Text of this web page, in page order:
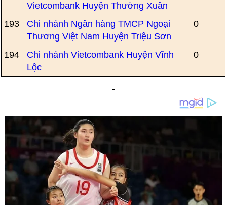
Vietcombank Huyện Thường Xuân
193
Chi nhánh Ngân hàng TMCP Ngoại
Thương Việt Nam Huyện Triệu Sơn
0
194
Chi nhánh Vietcombank Huyện Vĩnh
Lộc
0